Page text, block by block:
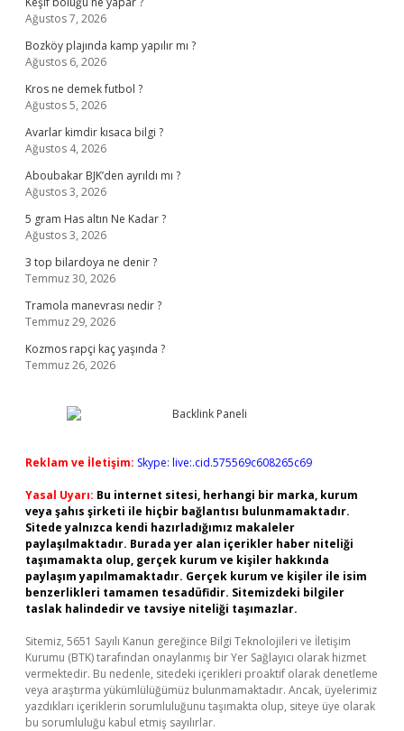
Ağustos 7, 2026
Bozköy plajında kamp yapılır mı ?
Ağustos 6, 2026
Kros ne demek futbol ?
Ağustos 5, 2026
Avarlar kimdir kısaca bilgi ?
Ağustos 4, 2026
Aboubakar BJK’den ayrıldı mı ?
Ağustos 3, 2026
5 gram Has altın Ne Kadar ?
Ağustos 3, 2026
3 top bilardoya ne denir ?
Temmuz 30, 2026
Tramola manevrası nedir ?
Temmuz 29, 2026
Kozmos rapçi kaç yaşında ?
Temmuz 26, 2026
Reklam ve İletişim: Skype: live:.cid.575569c608265c69
Yasal Uyarı: Bu internet sitesi, herhangi bir marka, kurum
veya şahıs şirketi ile hiçbir bağlantısı bulunmamaktadır.
Sitede yalnızca kendi hazırladığımız makaleler
paylaşılmaktadır. Burada yer alan içerikler haber niteliği
taşımamakta olup, gerçek kurum ve kişiler hakkında
paylaşım yapılmamaktadır. Gerçek kurum ve kişiler ile isim
benzerlikleri tamamen tesadüfidir. Sitemizdeki bilgiler
taslak halindedir ve tavsiye niteliği taşımazlar.
Sitemiz, 5651 Sayılı Kanun gereğince Bilgi Teknolojileri ve İletişim
Kurumu (BTK) tarafından onaylanmış bir Yer Sağlayıcı olarak hizmet
vermektedir. Bu nedenle, sitedeki içerikleri proaktif olarak denetleme
veya araştırma yükümlülüğümüz bulunmamaktadır. Ancak, üyelerimiz
yazdıkları içeriklerin sorumluluğunu taşımakta olup, siteye üye olarak
bu sorumluluğu kabul etmiş sayılırlar.